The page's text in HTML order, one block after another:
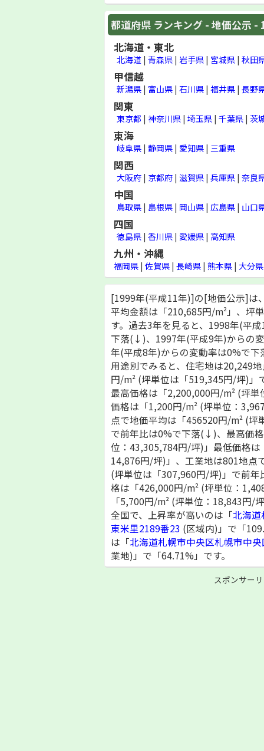
都道府県 ランキング - 地価公示 -
北海道・東北
北海道 | 青森県 | 岩手県 | 宮城県 | 秋田
甲信越
新潟県 | 富山県 | 石川県 | 福井県 | 長野
関東
東京都 | 神奈川県 | 埼玉県 | 千葉県 | 茨
東海
岐阜県 | 静岡県 | 愛知県 | 三重県
関西
大阪府 | 京都府 | 滋賀県 | 兵庫県 | 奈良
中国
鳥取県 | 島根県 | 岡山県 | 広島県 | 山口
四国
徳島県 | 香川県 | 愛媛県 | 高知県
九州・沖縄
福岡県 | 佐賀県 | 長崎県 | 熊本県 | 大分県
[1999年(平成11年)]の[地価公示]は
平均金額は「210,685円/m²」、坪
す。過去3年を見ると、1998年(平
下落(↓)、1997年(平成9年)からの
年(平成8年)からの変動率は0%で
用途別でみると、住宅地は20,249
円/m² (坪単位は「519,345円/坪)
最高価格は「2,200,000円/m² (坪
価格は「1,200円/m² (坪単位：
点で地価平均は「456520円/m² (
で前年比は0%で下落(↓)、最高価
位：43,305,784円/坪)」最低価格
14,876円/坪)」、工業地は801地点
(坪単位は「307,960円/坪)」で前
格は「426,000円/m² (坪単位：
「5,700円/m² (坪単位：18,843円/
全国で、上昇率が高いのは「北海道
東米里2189番23 (区域内)」で「
は「北海道札幌市中央区札幌市中
業地)」で「64.71%」です。
スポンサー